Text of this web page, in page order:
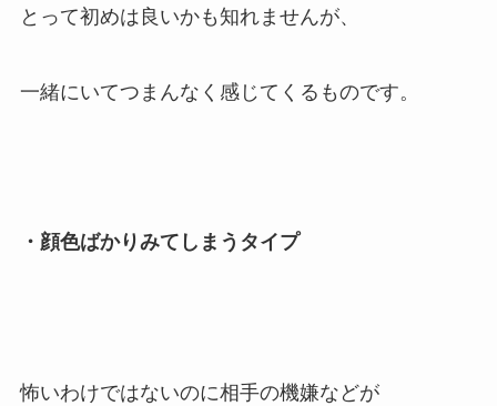
とって初めは良いかも知れませんが、
一緒にいてつまんなく感じてくるものです。
・顔色ばかりみてしまうタイプ
怖いわけではないのに相手の機嫌などが